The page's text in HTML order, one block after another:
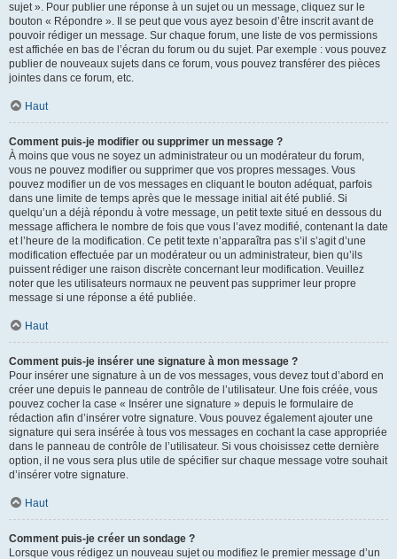
sujet ». Pour publier une réponse à un sujet ou un message, cliquez sur le
bouton « Répondre ». Il se peut que vous ayez besoin d’être inscrit avant de
pouvoir rédiger un message. Sur chaque forum, une liste de vos permissions
est affichée en bas de l’écran du forum ou du sujet. Par exemple : vous pouvez
publier de nouveaux sujets dans ce forum, vous pouvez transférer des pièces
jointes dans ce forum, etc.
Haut
Comment puis-je modifier ou supprimer un message ?
À moins que vous ne soyez un administrateur ou un modérateur du forum,
vous ne pouvez modifier ou supprimer que vos propres messages. Vous
pouvez modifier un de vos messages en cliquant le bouton adéquat, parfois
dans une limite de temps après que le message initial ait été publié. Si
quelqu’un a déjà répondu à votre message, un petit texte situé en dessous du
message affichera le nombre de fois que vous l’avez modifié, contenant la date
et l’heure de la modification. Ce petit texte n’apparaîtra pas s’il s’agit d’une
modification effectuée par un modérateur ou un administrateur, bien qu’ils
puissent rédiger une raison discrète concernant leur modification. Veuillez
noter que les utilisateurs normaux ne peuvent pas supprimer leur propre
message si une réponse a été publiée.
Haut
Comment puis-je insérer une signature à mon message ?
Pour insérer une signature à un de vos messages, vous devez tout d’abord en
créer une depuis le panneau de contrôle de l’utilisateur. Une fois créée, vous
pouvez cocher la case « Insérer une signature » depuis le formulaire de
rédaction afin d’insérer votre signature. Vous pouvez également ajouter une
signature qui sera insérée à tous vos messages en cochant la case appropriée
dans le panneau de contrôle de l’utilisateur. Si vous choisissez cette dernière
option, il ne vous sera plus utile de spécifier sur chaque message votre souhait
d’insérer votre signature.
Haut
Comment puis-je créer un sondage ?
Lorsque vous rédigez un nouveau sujet ou modifiez le premier message d’un